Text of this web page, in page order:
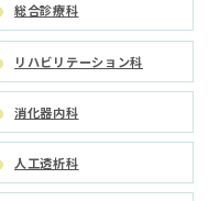
総合診療科
リハビリテーション科
消化器内科
人工透析科